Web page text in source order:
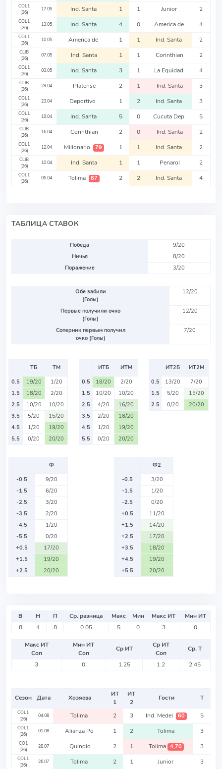
COL1
(26)
17.05 Ind. Santa 1 1 Junior 2
COL1
(26)
13.05 Ind. Santa 4 0 America de 4
COL1
(26)
10.05 America de 1 1 Ind. Santa 2
CLIB
(26)
07.05 Ind. Santa 1 1 Corinthian 2
COL1
(26)
03.05 Ind. Santa 3 1 La Equidad 4
CLIB
(26)
29.04 Platense 2 1 Ind. Santa 3
COL1
(26)
23.04 Deportivo 1 2 Ind. Santa 3
COL1
(26)
19.04 Ind. Santa 5 0 Cucuta Dep 5
CLIB
(26)
16.04 Corinthian 2 0 Ind. Santa 2
COL1
(26)
12.04 Millonario 79 1 1 Ind. Santa 2
CLIB
(26)
10.04 Ind. Santa 1 1 Penarol 2
COL1
(26)
05.04 Tolima 87 2 2 Ind. Santa 4
ТАБЛИЦА СТАВОК
Победа
9/20
Ничья
8/20
Поражение
3/20
Обе забили
(Голы)
12/20
Первые получили очко
(Голы)
12/20
Соперник первым получил
очко (Голы)
7/20
ТБ
ТМ
0.5
19/20
1/20
1.5
18/20
2/20
2.5
10/20
10/20
3.5
5/20
15/20
4.5
1/20
19/20
5.5
0/20 20/20
ИТБ
ИТМ
0.5
18/20
2/20
1.5
10/20
10/20
2.5
4/20
16/20
3.5
2/20
18/20
4.5
1/20
19/20
5.5
0/20 20/20
ИТ2Б
ИТ2М
0.5
13/20
7/20
1.5
5/20
15/20
2.5
0/20 20/20
Ф
-0.5
9/20
-1.5
6/20
-2.5
3/20
-3.5
2/20
-4.5
1/20
-5.5
0/20
+0.5
17/20
+1.5
19/20
+2.5
20/20
Ф2
-0.5
3/20
-1.5
1/20
-2.5
0/20
+0.5
11/20
+1.5
14/20
+2.5
17/20
+3.5
18/20
+4.5
19/20
+5.5
20/20
В Н П Ср. разница Макс Мин Макс ИТ
Мин ИТ
8
4 8 0.05 5 0 3 0
Макс ИТ
Соп
Мин ИТ
Соп
Ср ИТ
Ср ИТ
Соп
Ср. Т
3
0 1.25 1.2 2.45
Сезон Дата Хозяева
ИТ
1
ИТ
2
Гости Т
COL1
(26)
04.08 Tolima 2 3 Ind. Medel 60 5
COL1
(26)
01.08 Alianza Pe 1 2 Tolima 3
CO1
(26)
28.07 Quindio 2 1 Tolima 4,70 3
COL1
(26)
26.07 Tolima 2 1 Junior 3